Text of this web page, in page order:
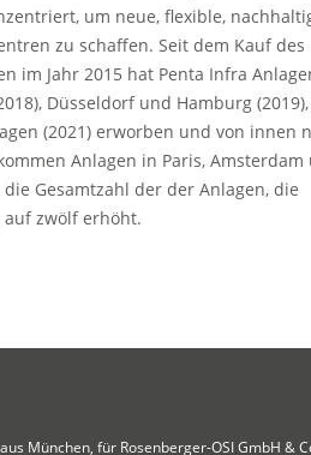
um neue, flexible,
zu schaffen. Seit dem Kauf des
im Jahr 2015 hat Penta Infra
Düsseldorf und Hamburg (2019),
(2021) erworben und von innen
Anlagen in Paris, Amsterdam
Gesamtzahl der der Anlagen, die
zwölf erhöht.
München, für Rosenberger-OSI GmbH &